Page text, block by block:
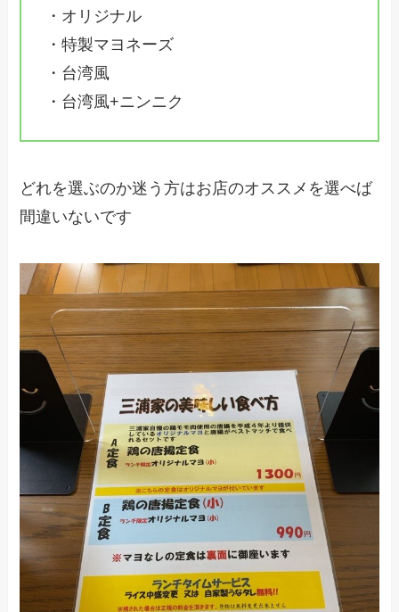
・オリジナル
・特製マヨネーズ
・台湾風
・台湾風+ニンニク
どれを選ぶのか迷う方はお店のオススメを選べば
間違いないです